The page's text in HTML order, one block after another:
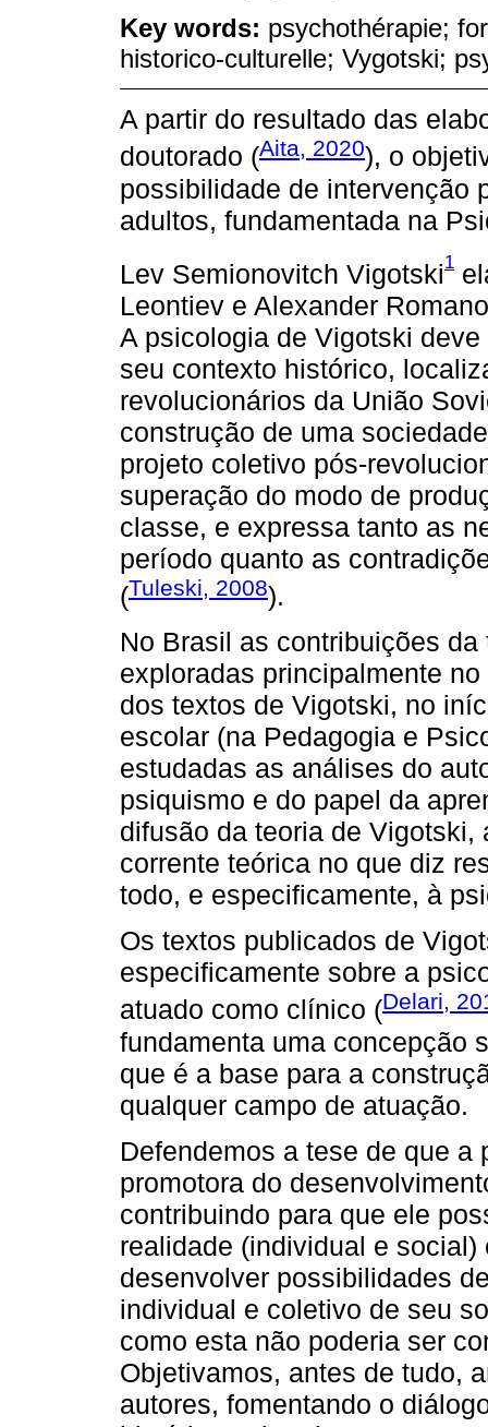
Key words: psychothérapie;
historico-culturelle; Vygotski;
A partir do resultado das
doutorado (Aita, 2020), o
possibilidade de intervenção
adultos, fundamentada na
Lev Semionovitch Vigotski1
Leontiev e Alexander
A psicologia de Vigotski
seu contexto histórico,
revolucionários da União
construção de uma
projeto coletivo pós-
superação do modo de
classe, e expressa tanto as
período quanto as
(Tuleski, 2008).
No Brasil as contribuições
exploradas principalmente
dos textos de Vigotski, no
escolar (na Pedagogia e
estudadas as análises do
psiquismo e do papel da
difusão da teoria de
corrente teórica no que diz
todo, e especificamente, à
Os textos publicados de
especificamente sobre a
atuado como clínico (Delari,
fundamenta uma concepção
que é a base para a
qualquer campo de atuação.
Defendemos a tese de que
promotora do
contribuindo para que ele
realidade (individual e
desenvolver possibilidades
individual e coletivo de seu
como esta não poderia ser
Objetivamos, antes de tudo,
autores, fomentando o